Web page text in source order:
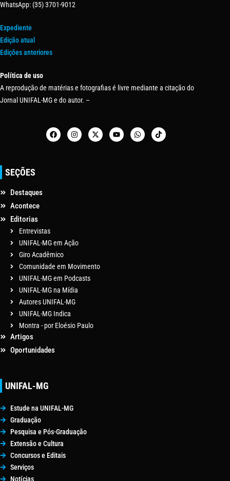
WhatsApp: (35) 3701-9012
Expediente
Edição atual
Edições anteriores
Política de uso
A reprodução de matérias e fotografias é livre mediante a citação do
Jornal UNIFAL-MG e do autor. –
SEÇÕES
Destaques
Acontece
Editorias
Entrevistas
UNIFAL-MG em Ação
Giro Acadêmico
Comunidade em Movimento
UNIFAL-MG em Podcasts
UNIFAL-MG na Mídia
Autores UNIFAL-MG
UNIFAL-MG Indica
Montra - por Eloésio Paulo
Artigos
Oportunidades
UNIFAL-MG
Estude na UNIFAL-MG
Graduação
Pesquisa e Pós-Graduação
Extensão e Cultura
Concursos e Editais
Serviços
Notícias